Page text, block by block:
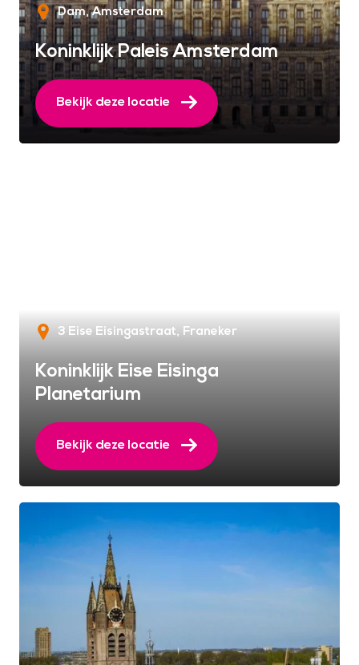
Dam Amsterdam
Koninklijk Paleis Amsterdam
Bekijk deze locatie
3 Eise Eisingastraat Franeker
Koninklijk Eise Eisinga
Planetarium
Bekijk deze locatie